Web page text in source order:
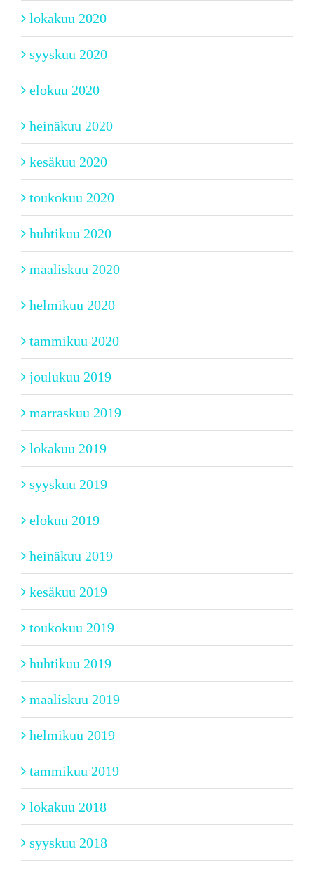
lokakuu 2020
syyskuu 2020
elokuu 2020
heinäkuu 2020
kesäkuu 2020
toukokuu 2020
huhtikuu 2020
maaliskuu 2020
helmikuu 2020
tammikuu 2020
joulukuu 2019
marraskuu 2019
lokakuu 2019
syyskuu 2019
elokuu 2019
heinäkuu 2019
kesäkuu 2019
toukokuu 2019
huhtikuu 2019
maaliskuu 2019
helmikuu 2019
tammikuu 2019
lokakuu 2018
syyskuu 2018